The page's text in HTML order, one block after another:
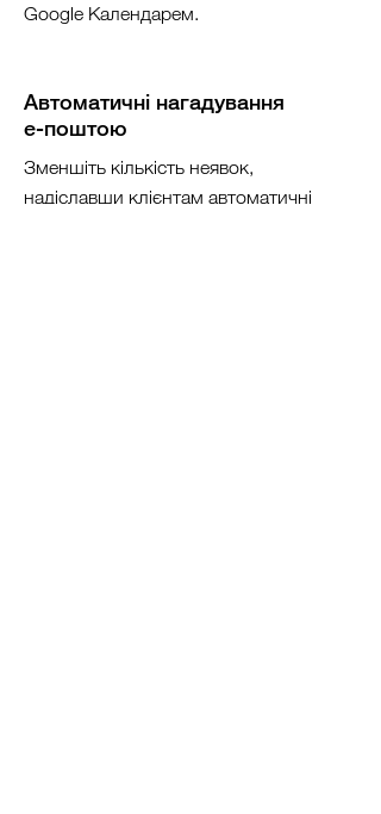
Google Календарем.
Зменшіть кількість неявок,
надіславши клієнтам автоматичні
Автоматичні нагадування
е-поштою